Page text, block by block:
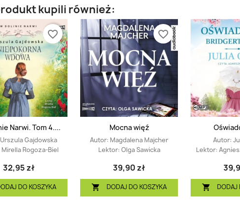
kupili również:
Narwi. Tom 4....
Urszula Gajdowska
Mirella Rogoza-Biel
32,95 zł
DO KOSZYKA
favorite_border
Mocna więź
Autor: Magdalena Majcher
Lektor: Olga Sawicka
39,90 zł
 DODAJ DO KOSZYKA
favorite_border
Autor:
Lektor:
 DODAJ